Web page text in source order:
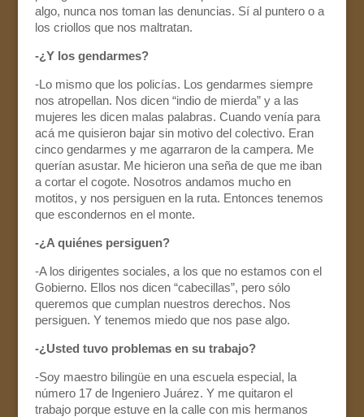
algo, nunca nos toman las denuncias. Sí al puntero o a
los criollos que nos maltratan.
-¿Y los gendarmes?
-Lo mismo que los policías. Los gendarmes siempre
nos atropellan. Nos dicen “indio de mierda” y a las
mujeres les dicen malas palabras. Cuando venía para
acá me quisieron bajar sin motivo del colectivo. Eran
cinco gendarmes y me agarraron de la campera. Me
querían asustar. Me hicieron una seña de que me iban
a cortar el cogote. Nosotros andamos mucho en
motitos, y nos persiguen en la ruta. Entonces tenemos
que escondernos en el monte.
-¿A quiénes persiguen?
-A los dirigentes sociales, a los que no estamos con el
Gobierno. Ellos nos dicen “cabecillas”, pero sólo
queremos que cumplan nuestros derechos. Nos
persiguen. Y tenemos miedo que nos pase algo.
-¿Usted tuvo problemas en su trabajo?
-Soy maestro bilingüe en una escuela especial, la
número 17 de Ingeniero Juárez. Y me quitaron el
trabajo porque estuve en la calle con mis hermanos